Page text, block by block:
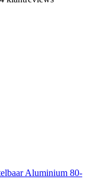
Aluminium 80-